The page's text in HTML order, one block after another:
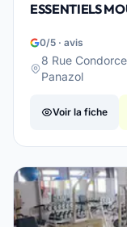
ESSENTIELS
0/5 · avis
8 Rue
Panazol
Voir la fiche